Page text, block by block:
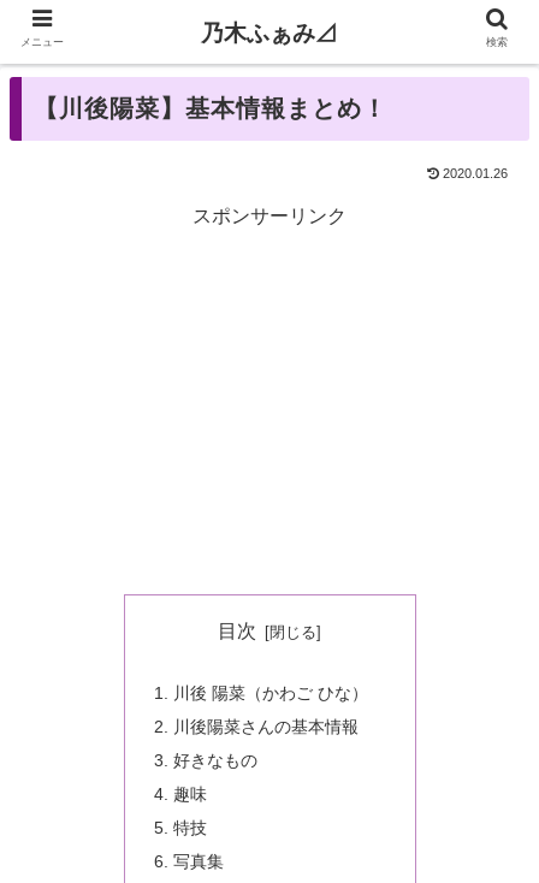
【川後陽菜】基本情報まとめ！
2020.01.26
スポンサーリンク
目次
川後 陽菜（かわご ひな）
川後陽菜さんの基本情報
好きなもの
趣味
特技
写真集
メニュー 乃木ふぁみ⊿ 検索